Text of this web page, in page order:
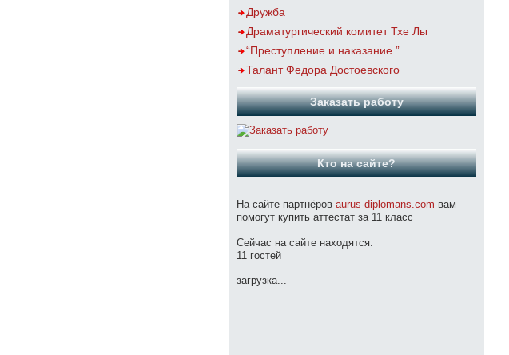
Дружба
Драматургический комитет Тхе Лы
“Преступление и наказание.”
Талант Федора Достоевского
Заказать работу
Кто на сайте?
На сайте партнёров aurus-diplomans.com вам
помогут купить аттестат за 11 класс
Сейчас на сайте находятся:
11 гостей
загрузка...